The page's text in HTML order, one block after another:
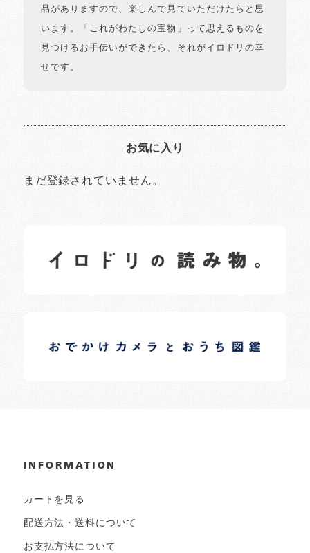
品がありますので、楽しんで見ていただけたらと思
います。「これがわたしの宝物」って思えるものを
見つけるお手伝いができたら、それがイロドリの幸
せです。
お気に入り
まだ登録されていません。
日常の様子など随時更新中です。
日常の様子など随時更新中です。
INFORMATION
カートを見る
配送方法・送料について
お支払方法について